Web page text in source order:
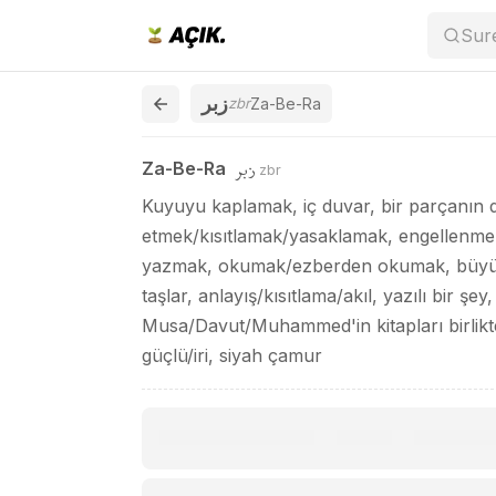
زبرzbrZa-Be-Ra
Za-Be-Ra زبر zbr
Kuyuyu kaplamak, iç duvar, bir parçanın
etmek/kısıtlamak/yasaklamak,
yazmak, okumak/ezberden okumak,
taşlar, anlayış/kısıtlama/akıl, yazılı bir
Musa/Davut/Muhammed'in kitapları
güçlü/iri, siyah çamur